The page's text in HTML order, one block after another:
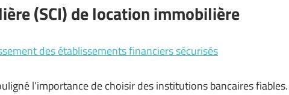
(SCI) de location immobilière
des établissements financiers sécurisés
l’importance de choisir des institutions bancaires fiables.